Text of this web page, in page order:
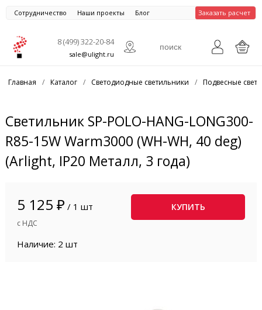
Сотрудничество Наши проекты Блог Заказать расчет
8 (499) 322-20-84
sale@ulight.ru
Главная / Каталог / Светодиодные светильники / Подвесные
Светильник SP-POLO-HANG-LONG300-
R85-15W Warm3000 (WH-WH, 40 deg)
(Arlight, IP20 Металл, 3 года)
5 125 ₽ / 1 шт
с НДС
КУПИТЬ
Наличие: 2 шт